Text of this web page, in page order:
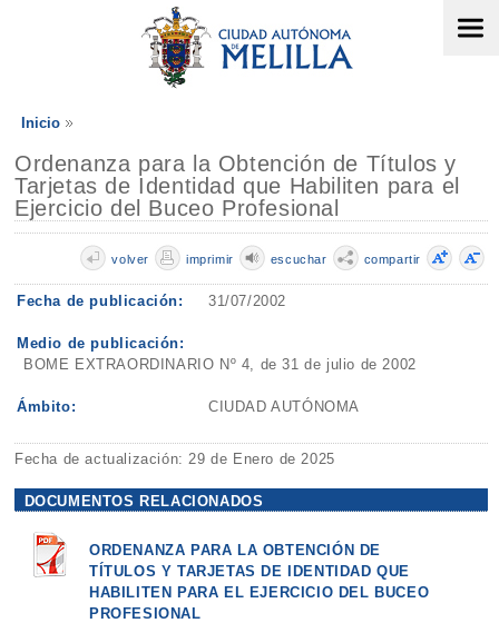
Inicio
Ordenanza para la Obtención de Títulos y
Tarjetas de Identidad que Habiliten para el
Ejercicio del Buceo Profesional
compartir
escuchar
imprimir
volver
Fecha de publicación: 31/07/2002
Medio de publicación:
BOME EXTRAORDINARIO Nº 4, de 31 de julio de 2002
Ámbito: CIUDAD AUTÓNOMA
Fecha de actualización: 29 de Enero de 2025
DOCUMENTOS RELACIONADOS
ORDENANZA PARA LA OBTENCIÓN DE
TÍTULOS Y TARJETAS DE IDENTIDAD QUE
HABILITEN PARA EL EJERCICIO DEL BUCEO
PROFESIONAL